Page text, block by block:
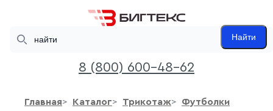
Найти
8 (800) 600-48-62
Главная Каталог Трикотаж
Футболки